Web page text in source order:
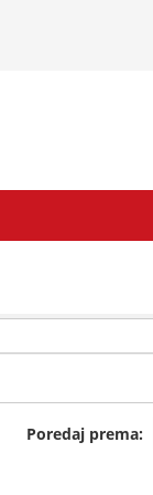
Poredaj prema